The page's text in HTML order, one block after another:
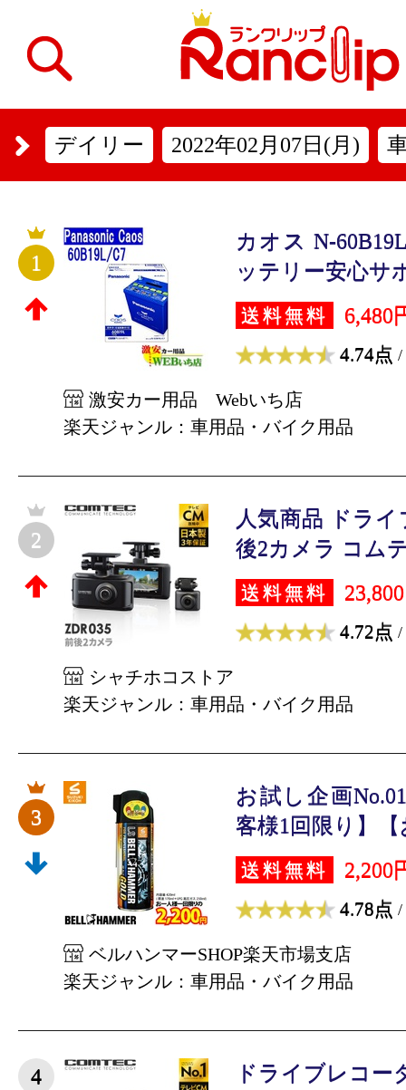
デイリー 2022年02月07日(月)
1
カオス N-
ッテリー安心サ
送料無料 6,480
4.74点 /
激安カー用品 Webいち店
楽天ジャンル：車用品・バイク用品
2
人気商品 ドラ
後2カメラ コム
送料無料
4.72点 /
シャチホコストア
楽天ジャンル：車用品・バイク用品
3
お試し企画
客様1回限り】【
送料無料 2,200
4.78点 /
ベルハンマーSHOP楽天市場支店
楽天ジャンル：車用品・バイク用品
4
ドライブレコー